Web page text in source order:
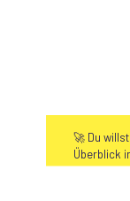
🚀 Du
Überblick
jetzt mit